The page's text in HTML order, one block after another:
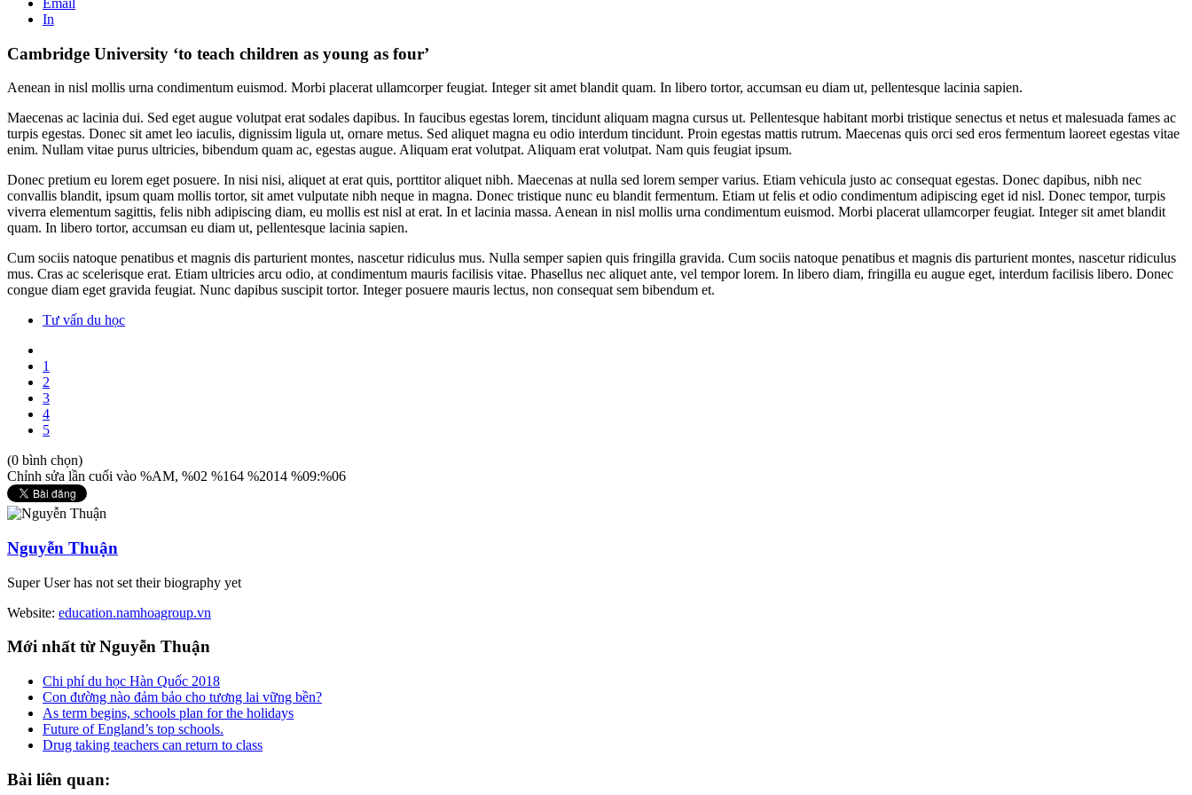
In
Cambridge University ‘to teach children as young as four’
Aenean in nisl mollis urna condimentum euismod. Morbi placerat ullamcorper feugiat. Integer sit amet blandit quam. In libero tortor, accumsan eu diam ut, pellentesque lacinia sapien.
Maecenas ac lacinia dui. Sed eget augue volutpat erat sodales dapibus. In faucibus egestas lorem, tincidunt aliquam magna cursus ut. Pellentesque habitant morbi tristique senectus et netus et malesuada fames ac
turpis egestas. Donec sit amet leo iaculis, dignissim ligula ut, ornare metus. Sed aliquet magna eu odio interdum tincidunt. Proin egestas mattis rutrum. Maecenas quis orci sed eros fermentum laoreet egestas vitae
enim. Nullam vitae purus ultricies, bibendum quam ac, egestas augue. Aliquam erat volutpat. Aliquam erat volutpat. Nam quis feugiat ipsum.
Donec pretium eu lorem eget posuere. In nisi nisi, aliquet at erat quis, porttitor aliquet nibh. Maecenas at nulla sed lorem semper varius. Etiam vehicula justo ac consequat egestas. Donec dapibus, nibh nec
convallis blandit, ipsum quam mollis tortor, sit amet vulputate nibh neque in magna. Donec tristique nunc eu blandit fermentum. Etiam ut felis et odio condimentum adipiscing eget id nisl. Donec tempor, turpis
viverra elementum sagittis, felis nibh adipiscing diam, eu mollis est nisl at erat. In et lacinia massa. Aenean in nisl mollis urna condimentum euismod. Morbi placerat ullamcorper feugiat. Integer sit amet blandit
quam. In libero tortor, accumsan eu diam ut, pellentesque lacinia sapien.
Cum sociis natoque penatibus et magnis dis parturient montes, nascetur ridiculus mus. Nulla semper sapien quis fringilla gravida. Cum sociis natoque penatibus et magnis dis parturient montes, nascetur ridiculus
mus. Cras ac scelerisque erat. Etiam ultricies arcu odio, at condimentum mauris facilisis vitae. Phasellus nec aliquet ante, vel tempor lorem. In libero diam, fringilla eu augue eget, interdum facilisis libero. Donec
congue diam eget gravida feugiat. Nunc dapibus suscipit tortor. Integer posuere mauris lectus, non consequat sem bibendum et.
Tư vấn du học
1
2
3
4
5
(0 bình chọn)
Chỉnh sửa lần cuối vào %AM, %02 %164 %2014 %09:%06
Nguyễn Thuận
Super User has not set their biography yet
Website: education.namhoagroup.vn
Mới nhất từ Nguyễn Thuận
Chi phí du học Hàn Quốc 2018
Con đường nào đảm bảo cho tương lai vững bền?
As term begins, schools plan for the holidays
Future of England’s top schools.
Drug taking teachers can return to class
Bài liên quan: